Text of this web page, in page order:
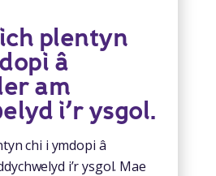
plentyn
â
am
i’r ysgol.
chi i ymdopi â
i’r ysgol. Mae